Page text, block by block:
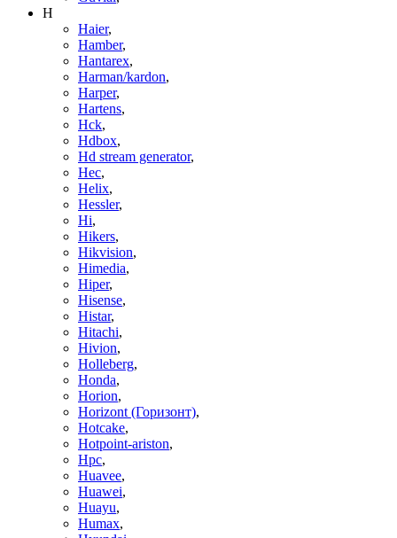
H
Haier,
Hamber,
Hantarex,
Harman/kardon,
Harper,
Hartens,
Hck,
Hdbox,
Hd stream generator,
Hec,
Helix,
Hessler,
Hi,
Hikers,
Hikvision,
Himedia,
Hiper,
Hisense,
Histar,
Hitachi,
Hivion,
Holleberg,
Honda,
Horion,
Horizont (Горизонт),
Hotcake,
Hotpoint-ariston,
Hpc,
Huavee,
Huawei,
Huayu,
Humax,